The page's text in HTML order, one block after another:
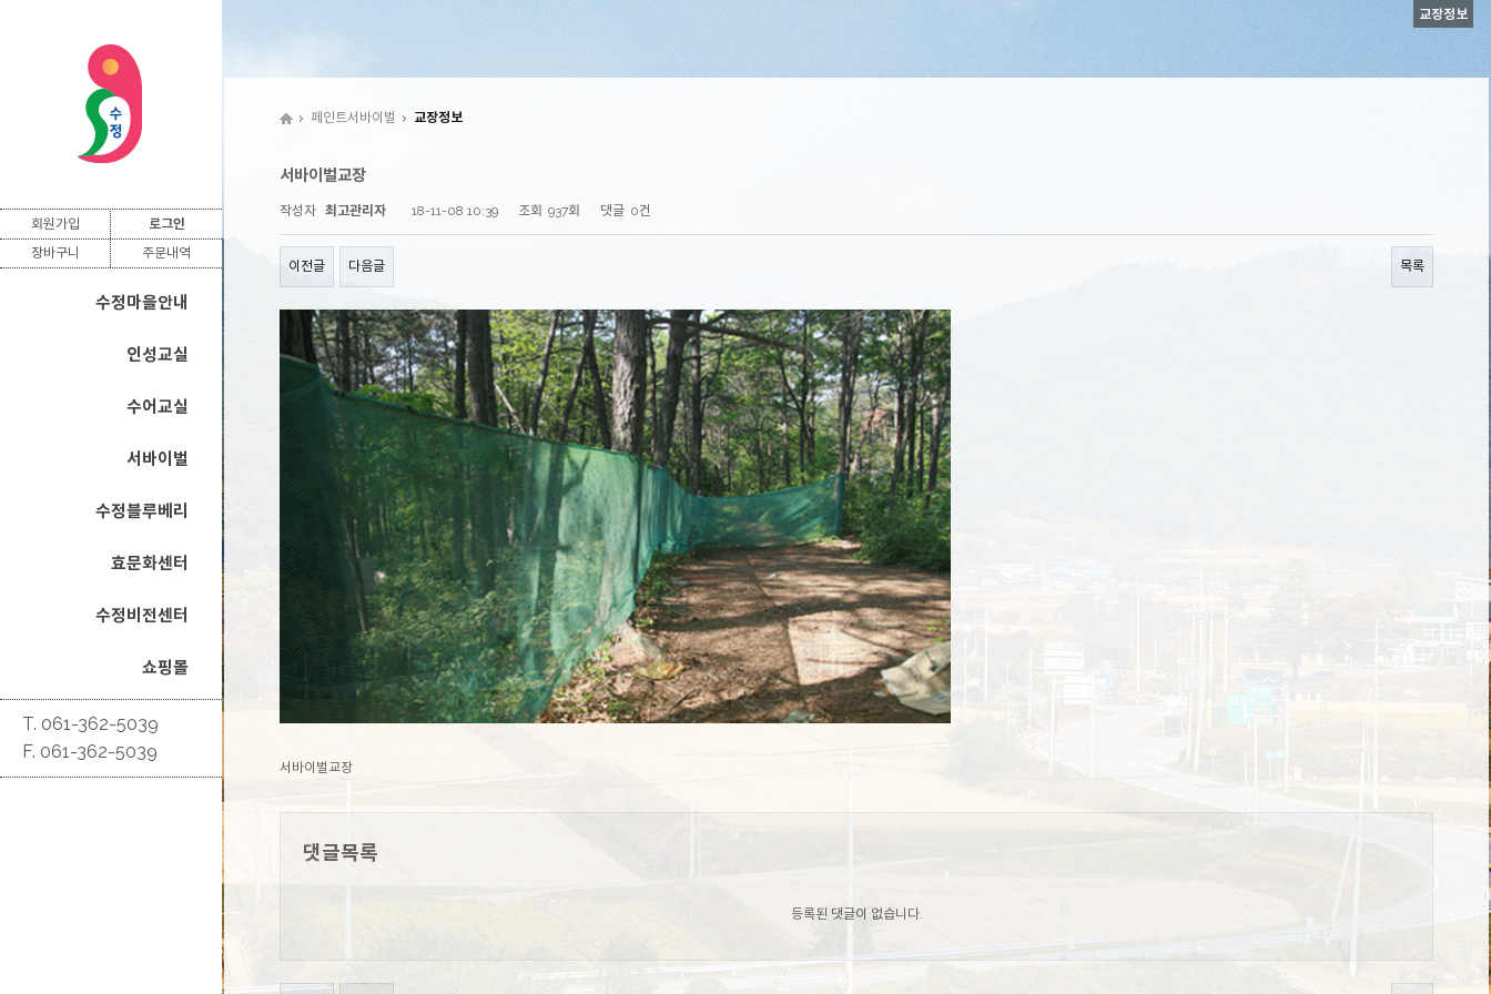
회원가입
로그인
장바구니
주문내역
수정마을안내
인성교실
수어교실
서바이벌
수정블루베리
효문화센터
수정비전센터
쇼핑몰
T. 061-362-5039
F. 061-362-5039
페인트서바이벌 교장정보
교장정보
서바이벌교장
작성자 최고관리자 18-11-08 10:39 조회 937회 댓글 0건
이전글 다음글 목록
서바이벌교장
댓글목록
등록된 댓글이 없습니다.